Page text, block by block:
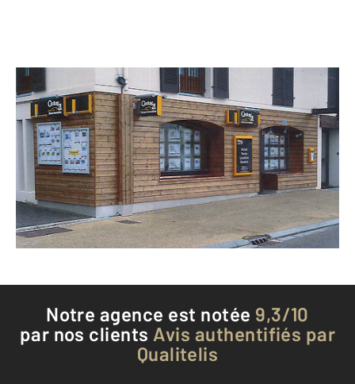
CENTURY 21 Sanac Immobilier
317 rue Pasteur BP 41
LES ROUSSES - 39220
Envoyer un message
Téléphoner à l'agence
Notre agence est notée 9,3/10
par nos clients Avis authentifiés par
Qualitelis